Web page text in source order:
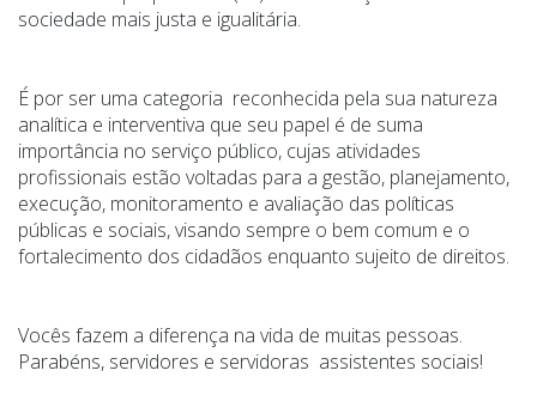
sociedade mais justa e igualitária.
É por ser uma categoria reconhecida pela sua natureza
analítica e interventiva que seu papel é de suma
importância no serviço público, cujas atividades
profissionais estão voltadas para a gestão, planejamento,
execução, monitoramento e avaliação das políticas
públicas e sociais, visando sempre o bem comum e o
fortalecimento dos cidadãos enquanto sujeito de direitos.
Vocês fazem a diferença na vida de muitas pessoas.
Parabéns, servidores e servidoras assistentes sociais!